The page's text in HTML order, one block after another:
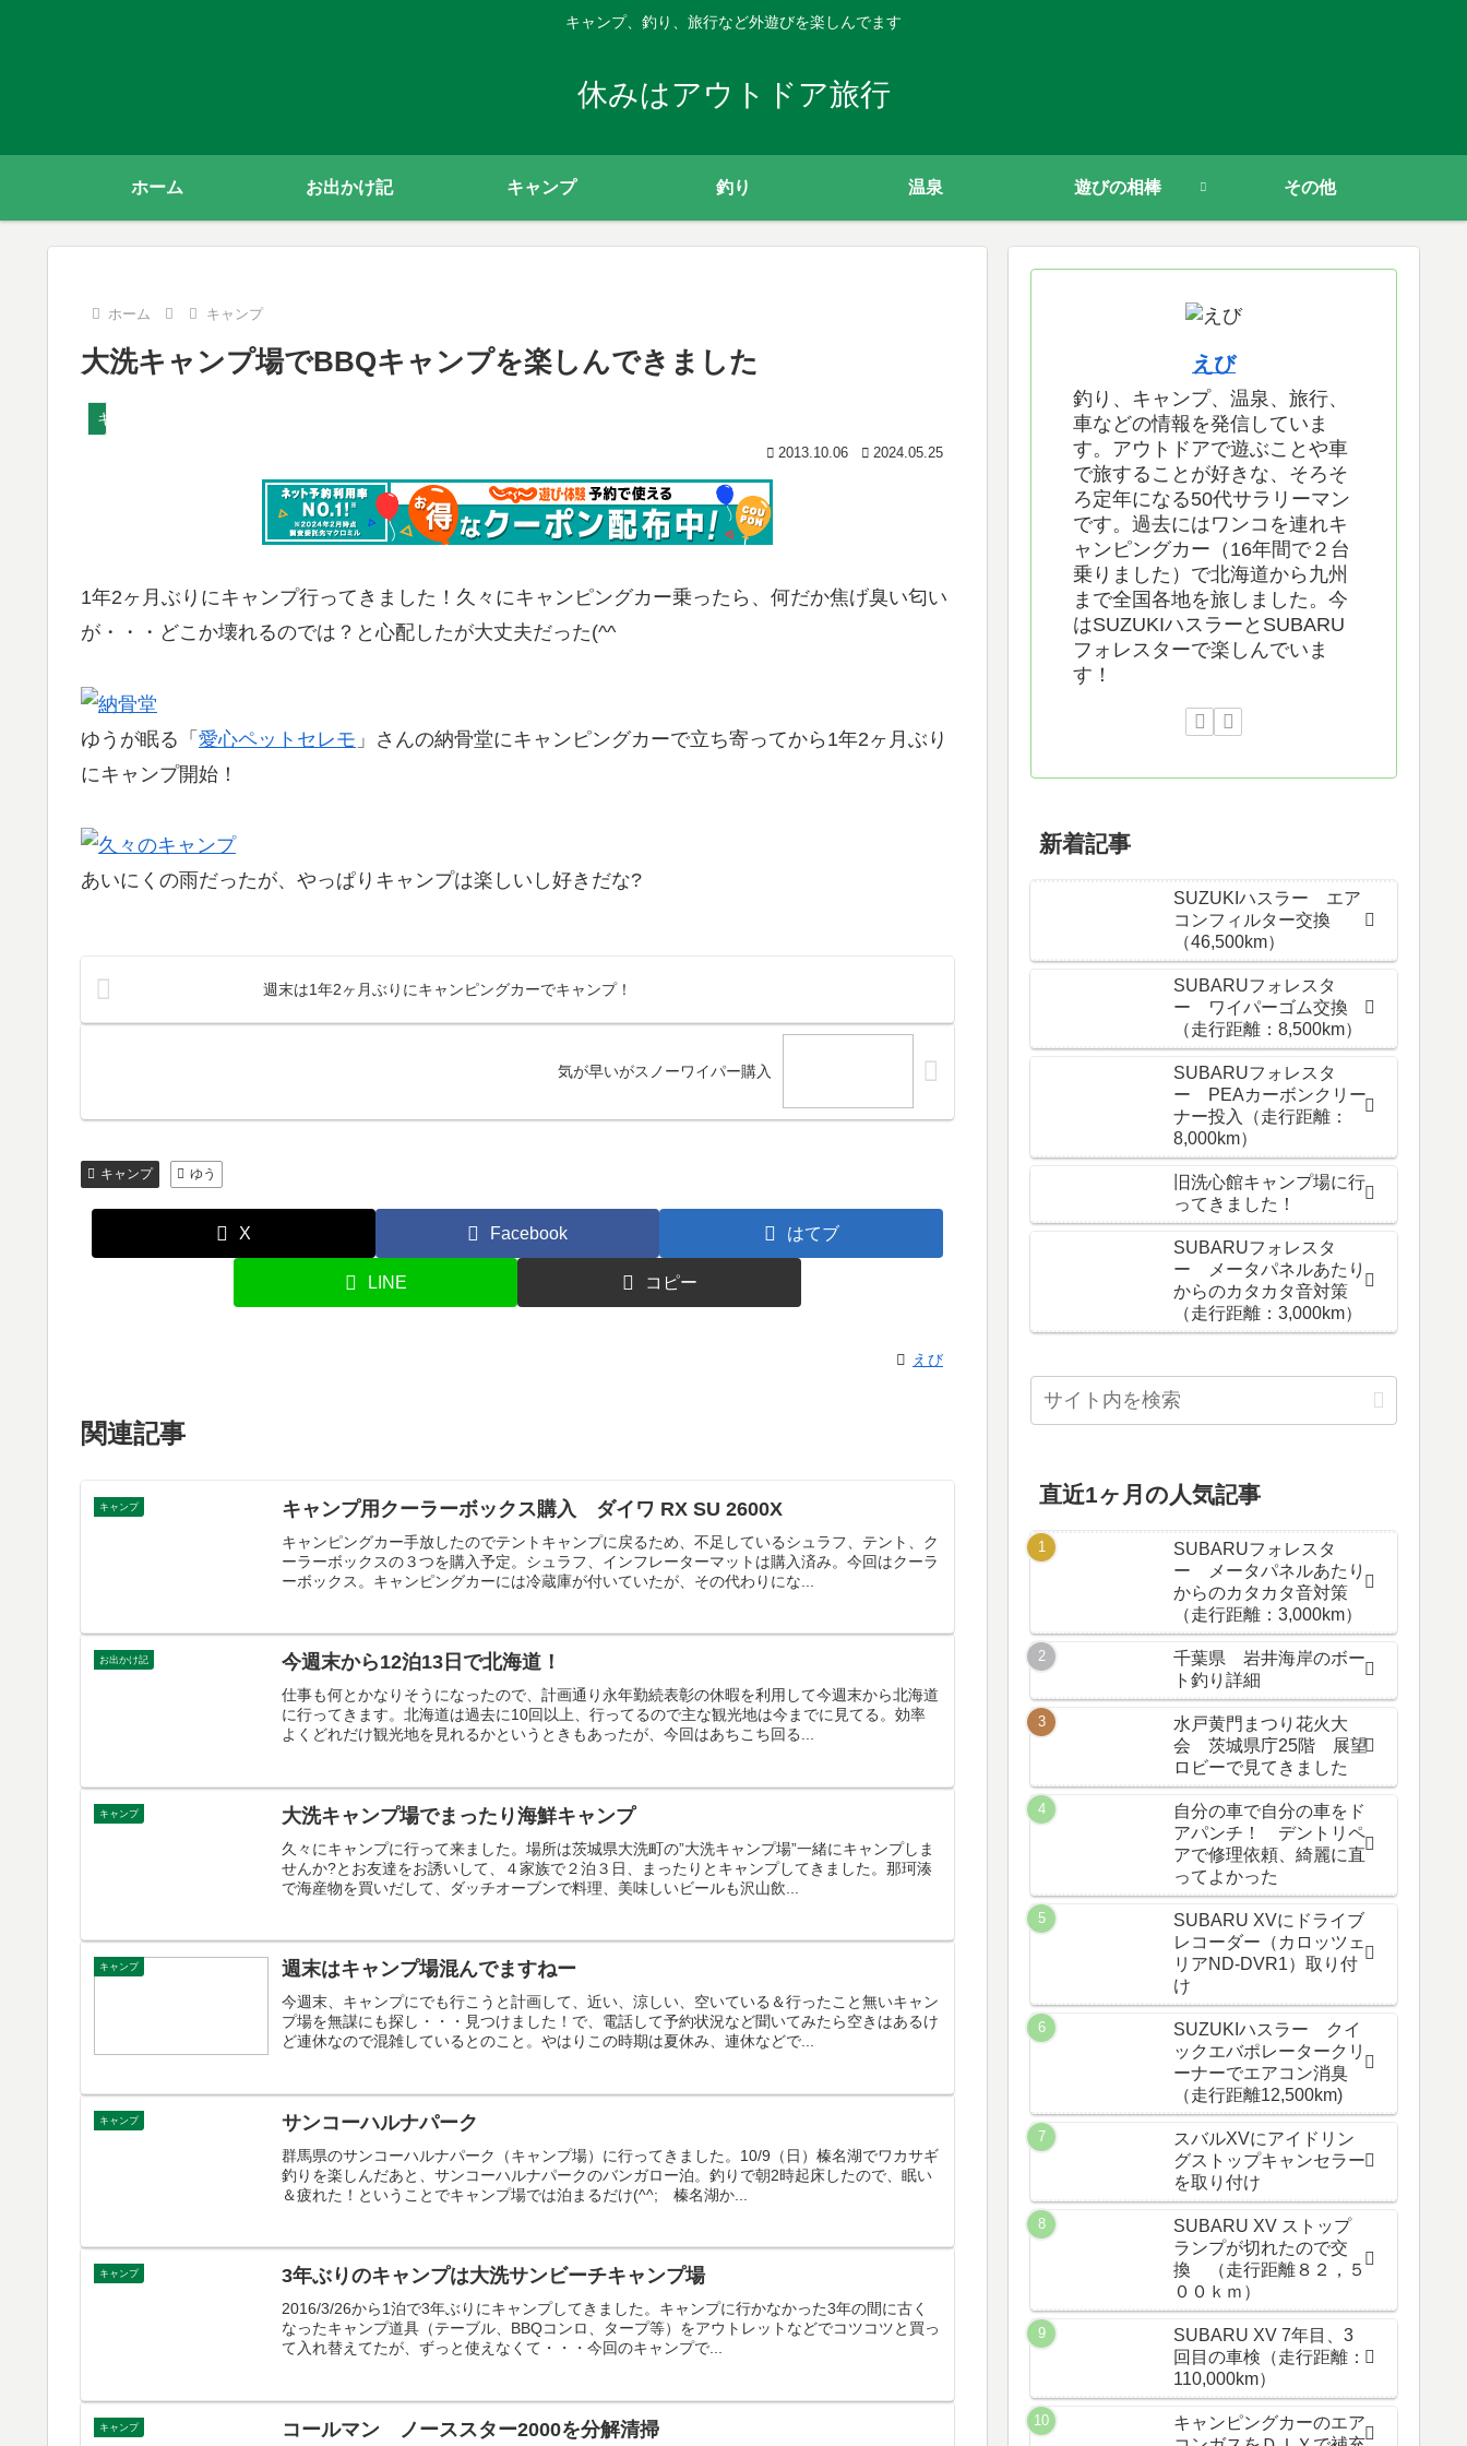
キャンプ、釣り、旅行など外遊びを楽しんでます
休みはアウトドア旅行
ホーム お出かけ記 キャンプ 釣り 温泉 遊びの相棒 その他
ホーム キャンプ
大洗キャンプ場でBBQキャンプを楽しんできました
キャンプ
2013.10.06 2024.05.25
1年2ヶ月ぶりにキャンプ行ってきました！久々にキャンピングカー乗ったら、何だか焦げ臭い匂い
が・・・どこか壊れるのでは？と心配したが大丈夫だった(^^ゞ
ゆうが眠る「 愛心ペットセレモ 」さんの納骨堂にキャンピングカーで立ち寄ってから1年2ヶ月ぶり
にキャンプ開始！
あいにくの雨だったが、やっぱりキャンプは楽しいし好きだな?
週末は1年2ヶ月ぶりにキャンピングカーでキャンプ！
気が早いがスノーワイパー購入
キャンプ ゆう
X Facebook はてブ
LINE コピー
えび
関連記事
キャンプ キャンプ用クーラーボックス購入 ダイワ RX SU 2600X
キャンピングカー手放したのでテントキャンプに戻るため、不足しているシュラフ、テント、ク
ーラーボックスの３つを購入予定。シュラフ、インフレーターマットは購入済み。今回はクーラ
ーボックス。キャンピングカーには冷蔵庫が付いていたが、その代わりにな...
お出かけ記 今週末から12泊13日で北海道！
仕事も何とかなりそうになったので、計画通り永年勤続表彰の休暇を利用して今週末から北海道
に行ってきます。北海道は過去に10回以上、行ってるので主な観光地は今までに見てる。効率
よくどれだけ観光地を見れるかというときもあったが、今回はあちこち回る...
キャンプ 大洗キャンプ場でまったり海鮮キャンプ
久々にキャンプに行って来ました。場所は茨城県大洗町の”大洗キャンプ場”一緒にキャンプしま
せんか?とお友達をお誘いして、４家族で２泊３日、まったりとキャンプしてきました。那珂湊
で海産物を買いだして、ダッチオーブンで料理、美味しいビールも沢山飲...
キャンプ 週末はキャンプ場混んでますねー
今週末、キャンプにでも行こうと計画して、近い、涼しい、空いている＆行ったこと無いキャン
プ場を無謀にも探し・・・見つけました！で、電話して予約状況など聞いてみたら空きはあるけ
ど連休なので混雑しているとのこと。やはりこの時期は夏休み、連休などで...
キャンプ サンコーハルナパーク
群馬県のサンコーハルナパーク（キャンプ場）に行ってきました。10/9（日）榛名湖でワカサギ
釣りを楽しんだあと、サンコーハルナパークのバンガロー泊。釣りで朝2時起床したので、眠い
＆疲れた！ということでキャンプ場では泊まるだけ(^^; 榛名湖か...
キャンプ 3年ぶりのキャンプは大洗サンビーチキャンプ場
2016/3/26から1泊で3年ぶりにキャンプしてきました。キャンプに行かなかった3年の間に古く
なったキャンプ道具（テーブル、BBQコンロ、タープ等）をアウトレットなどでコツコツと買っ
て入れ替えてたが、ずっと使えなくて・・・今回のキャンプで...
キャンプ コールマン ノーススター2000を分解清掃
えび
釣り、キャンプ、温泉、旅行、
車などの情報を発信していま
す。アウトドアで遊ぶことや車
で旅することが好きな、そろそ
ろ定年になる50代サラリーマン
です。過去にはワンコを連れキ
ャンピングカー（16年間で２台
乗りました）で北海道から九州
まで全国各地を旅しました。今
はSUZUKIハスラーとSUBARU
フォレスターで楽しんでいま
す！
新着記事
SUZUKIハスラー エア
コンフィルター交換
（46,500km）
SUBARUフォレスタ
ー ワイパーゴム交換
（走行距離：8,500km）
SUBARUフォレスタ
ー PEAカーボンクリー
ナー投入（走行距離：
8,000km）
旧洗心館キャンプ場に行
ってきました！
SUBARUフォレスタ
ー メータパネルあたり
からのカタカタ音対策
（走行距離：3,000km）
直近1ヶ月の人気記事
SUBARUフォレスタ
ー メータパネルあたり
からのカタカタ音対策
（走行距離：3,000km）
千葉県 岩井海岸のボー
ト釣り詳細
水戸黄門まつり花火大
会 茨城県庁25階 展望
ロビーで見てきました
自分の車で自分の車をド
アパンチ！ デントリペ
アで修理依頼、綺麗に直
ってよかった
SUBARU XVにドライブ
レコーダー（カロッツェ
リアND-DVR1）取り付
け
SUZUKIハスラー クイ
ックエバポレータークリ
ーナーでエアコン消臭
（走行距離12,500km)
スバルXVにアイドリン
グストップキャンセラー
を取り付け
SUBARU XV ストップ
ランプが切れたので交
換 （走行距離８２，５
００ｋｍ）
SUBARU XV 7年目、3
回目の車検（走行距離：
110,000km）
キャンピングカーのエア